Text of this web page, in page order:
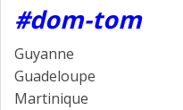
#dom-tom
Guyanne
Guadeloupe
Martinique